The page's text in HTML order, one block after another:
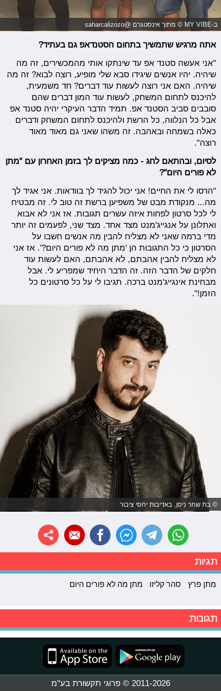
ב-MY VIBE © מתוך אינסטגרם @saharcalizozo
אתה מרגיש שתמשיך בתחום הסטנדאפ גם בעתיד?
"אני אעשה סטנד אפ עד שינתקו אותי מהמכשירים, זה מה
שיהיה. יהיו אנשים שיגידו סבא שלי מופיע, רוצה לבוא? זה מה
שיהיה. האם אני רוצה לעשות עוד דברים? חד משמעית,
להיכנס לתחום המשחק, לעשות עוד המון דברים שהם
סובבים סביב הסטנד אפ. תמיד הדבר העיקרי יהיה סטנד אפ
אבל כל הנלווה, כל הרשת ולהיכנס לתחום המשחק ודברים
כאלה בשמחה ובאהבה. זה משהו שאני גם מאוד מאוד
רוצה".
לסיום, ובהתאם לחג - כמה מציקים לך בזמן האחרון עם "מתן
לא פורים היום"?
"הרסו לי את החיים! אני יכול להגיד לך בוודאות. אני אגיד לך
מה... מנקודת מבט של משפיען ברשת זה טוב לי. זה מבטיח
לי לכל סרטון לפחות איזה עשרים תגובות. אז אני לא אבוא
ואתלונן על אנגייג'מנט מצד אחד. מצד שני, לפעמים זה יותר
מדי ברמה שאני לא מצליח להבין מה אנשים חשבו על
הסרטון כי כל התגובות הן 'מתן מה לא פורים היום?'. אז אני
לא מצליח להבין אהבתם, לא אהבתם, האם לעשות עוד
חלקים של הדבר הזה. זה הדבר היחיד שמפריע לי. אבל
מבחינת אינגייג'מנט ברכה. תגיבו לי על כל סרטונים כל
הזמן!".
© בת שחר ניסן, באדיבות יחסי ציבור
תגיות
מתן פרץ סהר קליזו מתן מה לא פורים היום
תגובות
2011-2026 © פרוגי תקשורת בע"מ